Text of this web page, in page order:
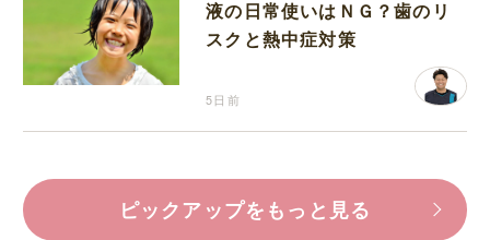
液の日常使いはＮＧ？歯のリ
スクと熱中症対策
5日前
ピックアップをもっと見る